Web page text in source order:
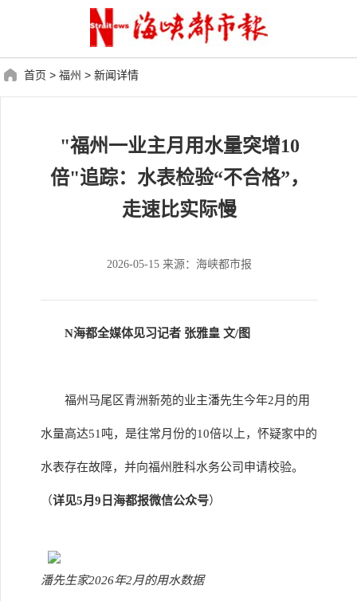
首页 > 福州 > 新闻详情
"福州一业主月用水量突增10
倍"追踪：水表检验“不合格”，
走速比实际慢
2026-05-15 来源：海峡都市报
N海都全媒体见习记者 张雅皇 文/图
福州马尾区青洲新苑的业主潘先生今年2月的用
水量高达51吨，是往常月份的10倍以上，怀疑家中的
水表存在故障，并向福州胜科水务公司申请校验。
（详见5月9日海都报微信公众号）
潘先生家2026年2月的用水数据